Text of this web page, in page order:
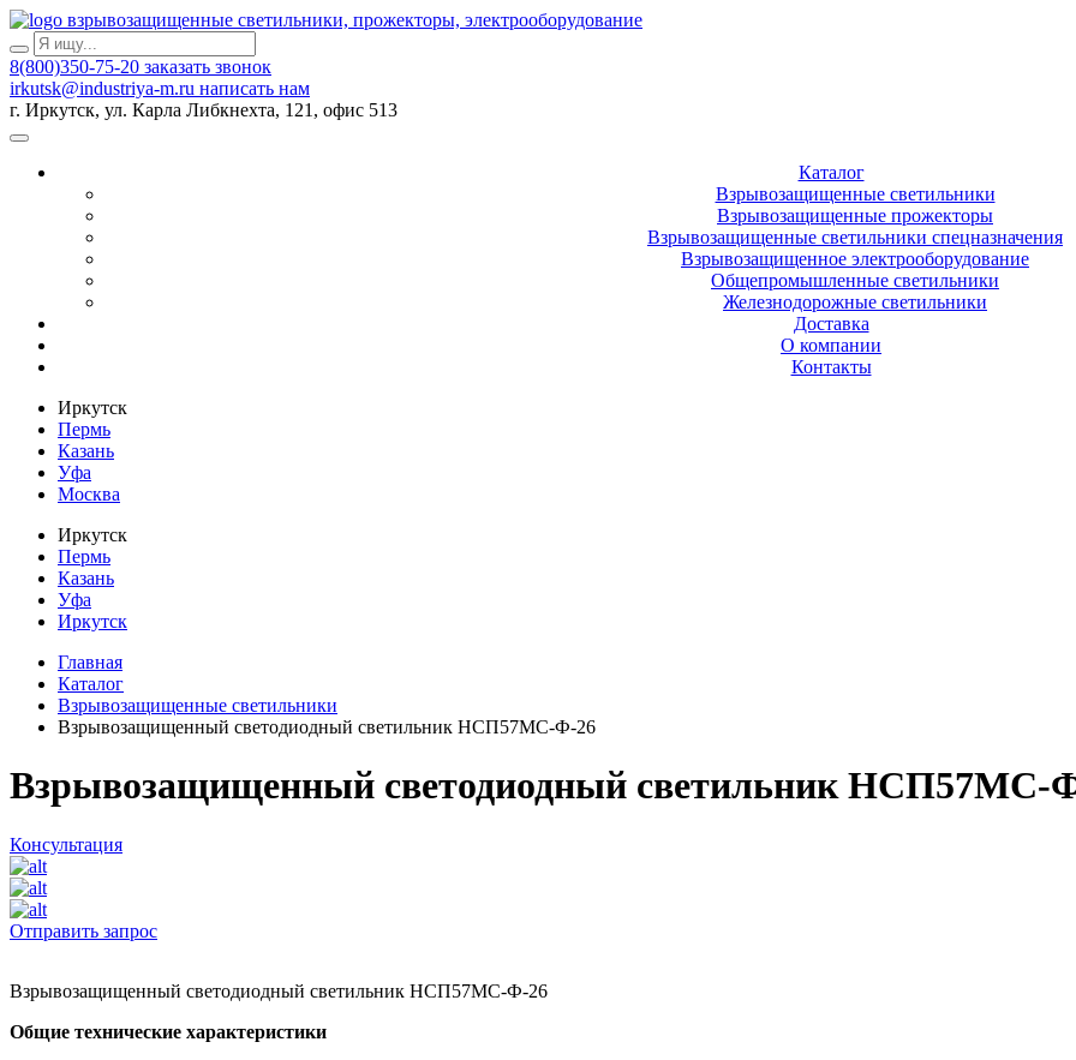
взрывозащищенные светильники, прожекторы, электрооборудование
8(800)350-75-20 заказать звонок
irkutsk@industriya-m.ru написать нам
г. Иркутск, ул. Карла Либкнехта, 121, офис 513
Каталог
Взрывозащищенные светильники
Взрывозащищенные прожекторы
Взрывозащищенные светильники спецназначения
Взрывозащищенное электрооборудование
Общепромышленные светильники
Железнодорожные светильники
Доставка
О компании
Контакты
Иркутск
Пермь
Казань
Уфа
Москва
Иркутск
Пермь
Казань
Уфа
Иркутск
Главная
Каталог
Взрывозащищенные светильники
Взрывозащищенный светодиодный светильник НСП57МС-Ф-26
Взрывозащищенный светодиодный светильник НСП57МС-
Консультация
Отправить запрос
Взрывозащищенный светодиодный светильник НСП57МС-Ф-26
Общие технические характеристики